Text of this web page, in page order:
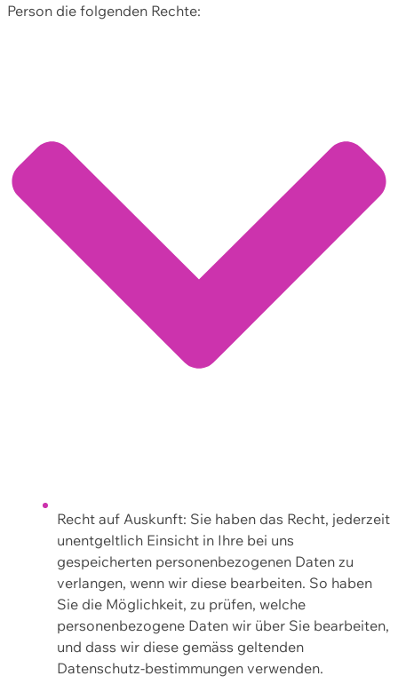
Person die folgenden Rechte:
Recht auf Auskunft: Sie haben das Recht, jederzeit
unentgeltlich Einsicht in Ihre bei uns
gespeicherten personenbezogenen Daten zu
verlangen, wenn wir diese bearbeiten. So haben
Sie die Möglichkeit, zu prüfen, welche
personenbezogene Daten wir über Sie bearbeiten,
und dass wir diese gemäss geltenden
Datenschutz-bestimmungen verwenden.